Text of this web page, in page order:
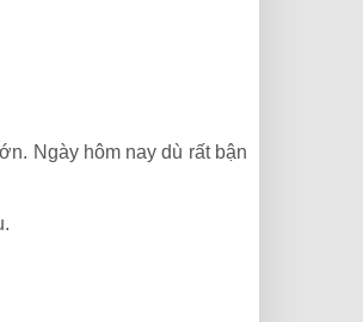
Ngày hôm nay dù rất bận